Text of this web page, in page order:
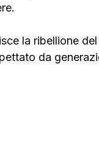
la ribellione del
da